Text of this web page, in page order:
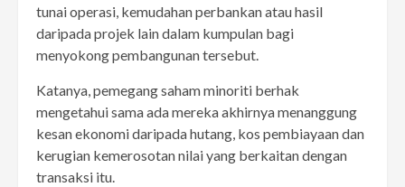
tunai operasi, kemudahan perbankan atau hasil
daripada projek lain dalam kumpulan bagi
menyokong pembangunan tersebut.
Katanya, pemegang saham minoriti berhak
mengetahui sama ada mereka akhirnya menanggung
kesan ekonomi daripada hutang, kos pembiayaan dan
kerugian kemerosotan nilai yang berkaitan dengan
transaksi itu.